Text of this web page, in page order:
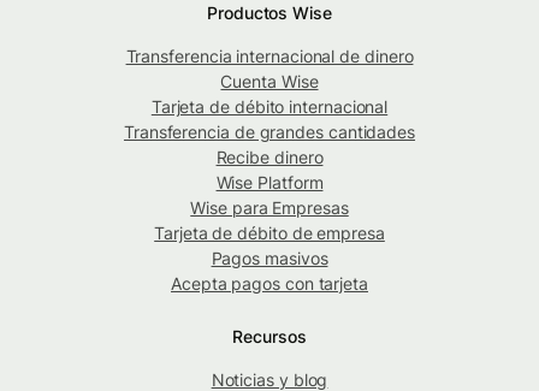
Productos Wise
Transferencia internacional de dinero
Cuenta Wise
Tarjeta de débito internacional
Transferencia de grandes cantidades
Recibe dinero
Wise Platform
Wise para Empresas
Tarjeta de débito de empresa
Pagos masivos
Acepta pagos con tarjeta
Recursos
Noticias y blog